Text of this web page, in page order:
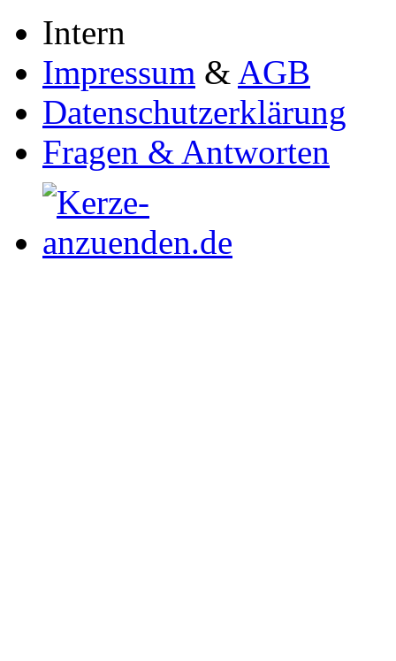
Intern
Impressum & AGB
Datenschutzerklärung
Fragen & Antworten